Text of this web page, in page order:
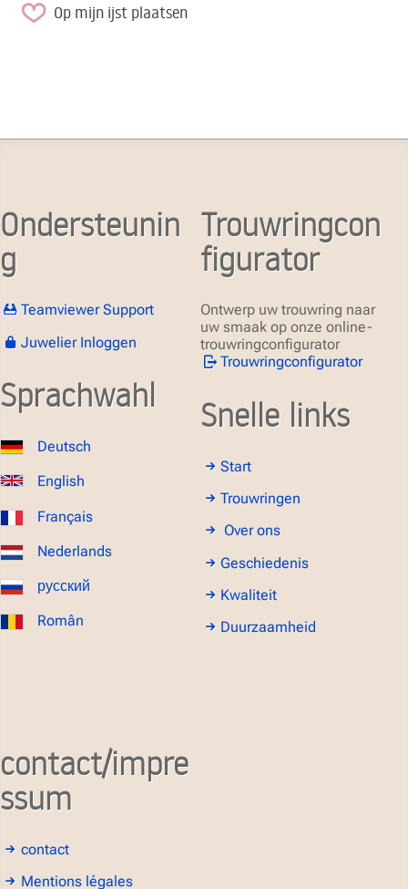
Op mijn ijst plaatsen
Ondersteunin
g
Teamviewer Support
Juwelier Inloggen
Sprachwahl
Deutsch
English
Français
Nederlands
русский
Român
Trouwringcon
figurator
Ontwerp uw trouwring naar
uw smaak op onze online-
trouwringconfigurator
Trouwringconfigurator
Snelle links
Start
Trouwringen
Over ons
Geschiedenis
Kwaliteit
Duurzaamheid
contact/impre
ssum
contact
Mentions légales